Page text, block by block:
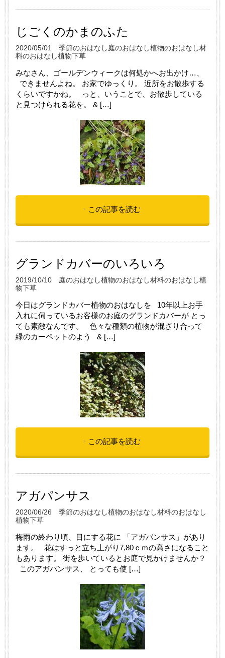
じごくのかまのふた
2020/05/01 季節のおはなし庭のおはなし植物のおはなし材
料のおはなし植物下草
みなさん、ゴールデンウィークは何処かへお出かけ…、
できませんよね。 お家でゆっくり。 近所をお散歩する
くらいですかね。 っと、いうことで、お散歩している
と見つけられる花を。 & […]
この記事を読む
グランドカバーのいろいろ
2019/10/10 庭のおはなし植物のおはなし材料のおはなし植
物下草
今日はグランドカバー植物のおはなしを 10年以上お手
入れに伺っているお客様のお庭のグランドカバーが とっ
ても素敵なんです。 色々な種類の植物が混ざり合って
緑のカーペットのよう & […]
この記事を読む
アガパンサス
2020/06/26 季節のおはなし植物のおはなし材料のおはなし
植物下草
梅雨の終わり頃、目にする花に 「アガパンサス」があり
ます。 花はすっと立ち上がり7,80ｃｍの高さになること
もあります。 街を歩いているとお庭で見かけませんか？
このアガパンサス、 とっても使 […]